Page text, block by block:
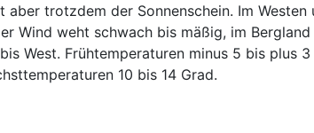
aber trotzdem der Sonnenschein. Im Westen
Wind weht schwach bis mäßig, im
West. Frühtemperaturen minus 5 bis plus 3
10 bis 14 Grad.